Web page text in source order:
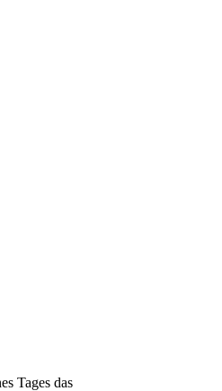
Tages das